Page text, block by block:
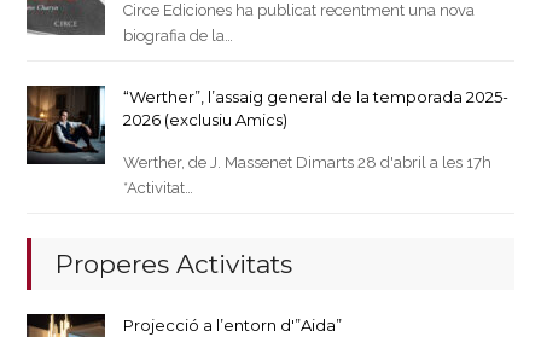
Circe Ediciones ha publicat recentment una nova
biografia de la…
“Werther”, l’assaig general de la temporada 2025-
2026 (exclusiu Amics)
Werther, de J. Massenet Dimarts 28 d'abril a les 17h
*Activitat…
Properes Activitats
Projecció a l’entorn d'”Aida”